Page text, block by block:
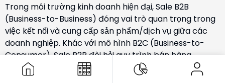
Trong môi trường kinh doanh hiện đại, Sale B2B
(Business-to-Business) đóng vai trò quan trọng trong
việc kết nối và cung cấp sản phẩm/dịch vụ giữa các
doanh nghiệp. Khác với mô hình B2C (Business-to-
Consumer), Sale B2B đòi hỏi quy trình bán hàng
chuyên nghiệp, thời gian giao dịch dài hơn và các
chiến lược kinh doanh đặc thù. Nếu bạn muốn phát